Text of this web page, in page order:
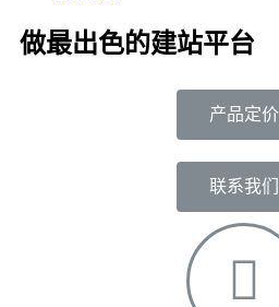
做最出色的建站平台
产品定价
联系我们